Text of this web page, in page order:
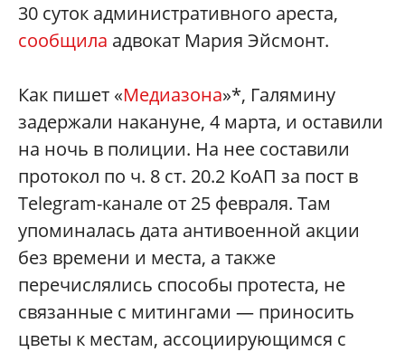
30 суток административного ареста,
сообщила адвокат Мария Эйсмонт.
Как пишет «Медиазона»*, Галямину
задержали накануне, 4 марта, и оставили
на ночь в полиции. На нее составили
протокол по ч. 8 ст. 20.2 КоАП за пост в
Telegram-канале от 25 февраля. Там
упоминалась дата антивоенной акции
без времени и места, а также
перечислялись способы протеста, не
связанные с митингами — приносить
цветы к местам, ассоциирующимся с